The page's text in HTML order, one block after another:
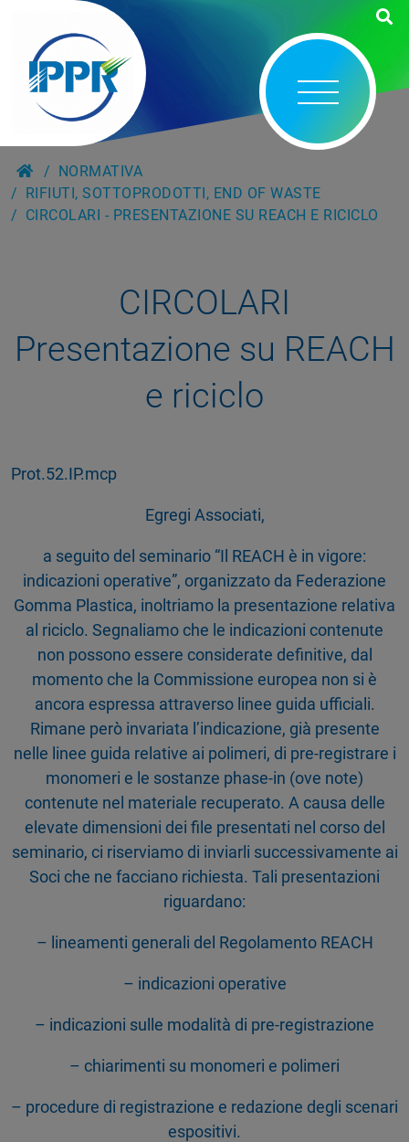
NORMATIVA
RIFIUTI, SOTTOPRODOTTI, END OF WASTE
CIRCOLARI - PRESENTAZIONE SU REACH E RICICLO
CIRCOLARI
Presentazione su REACH
e riciclo
Prot.52.IP.mcp
Egregi Associati,
a seguito del seminario “Il REACH è in vigore:
indicazioni operative”, organizzato da Federazione
Gomma Plastica, inoltriamo la presentazione relativa
al riciclo. Segnaliamo che le indicazioni contenute
non possono essere considerate definitive, dal
momento che la Commissione europea non si è
ancora espressa attraverso linee guida ufficiali.
Rimane però invariata l’indicazione, già presente
nelle linee guida relative ai polimeri, di pre-registrare i
monomeri e le sostanze phase-in (ove note)
contenute nel materiale recuperato. A causa delle
elevate dimensioni dei file presentati nel corso del
seminario, ci riserviamo di inviarli successivamente ai
Soci che ne facciano richiesta. Tali presentazioni
riguardano:
– lineamenti generali del Regolamento REACH
– indicazioni operative
– indicazioni sulle modalità di pre-registrazione
– chiarimenti su monomeri e polimeri
– procedure di registrazione e redazione degli scenari
espositivi.